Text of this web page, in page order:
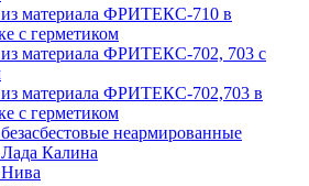
материала ФРИТЕКС-710 в
с герметиком
материала ФРИТЕКС-702, 703 с
материала ФРИТЕКС-702,703 в
с герметиком
неармированные
Калина